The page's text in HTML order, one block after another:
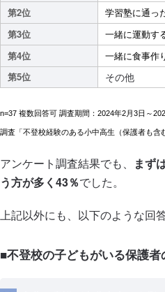
第2位 学習塾に通っ
第3位 一緒に運動す
第4位 一緒に食事作
第5位 その他
n=37 複数回答可 調査期間：2024年2月3日～
調査「不登校経験のある小中高生（保護者も含
アンケート調査結果でも、
まず
う方が多く43％でした。
上記以外にも、以下のような回
■不登校の子どもがいる保護